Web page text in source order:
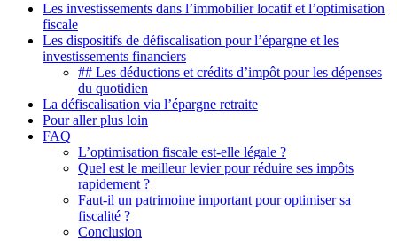
Les investissements dans l’immobilier locatif et l’optimisation
fiscale
Les dispositifs de défiscalisation pour l’épargne et les
investissements financiers
## Les déductions et crédits d’impôt pour les dépenses
du quotidien
La défiscalisation via l’épargne retraite
Pour aller plus loin
FAQ
L’optimisation fiscale est-elle légale ?
Quel est le meilleur levier pour réduire ses impôts
rapidement ?
Faut-il un patrimoine important pour optimiser sa
fiscalité ?
Conclusion